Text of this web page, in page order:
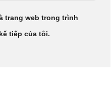
trang web trong trình
tiếp của tôi.